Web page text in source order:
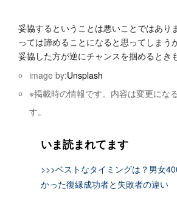
妥協するということは悪いことではあり
っては諦めることになると思ってしまう
妥協した方が逆にチャンスを掴めるとき
image by:Unsplash
※掲載時の情報です。内容は変更にな
す。
いま読まれてます
>>>ベストなタイミングは？男女
かった復縁成功者と失敗者の違い